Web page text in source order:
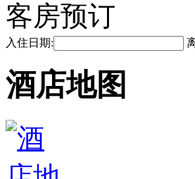
客房预订
入住日期:
酒店地图